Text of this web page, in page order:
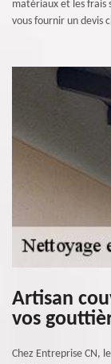
matériaux et les frais
vous fournir un devis
Artisan
vos
Chez Entreprise CN,